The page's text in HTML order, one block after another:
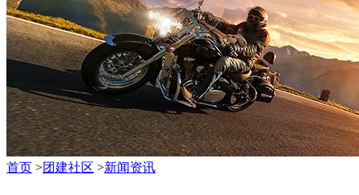
首页 >团建社区 >新闻资讯